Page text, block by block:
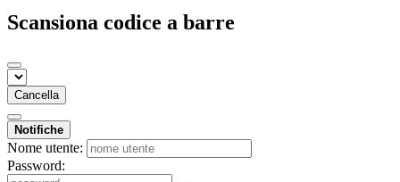
Scansiona codice a barre
Cancella
Notifiche
Nome utente:
Password: